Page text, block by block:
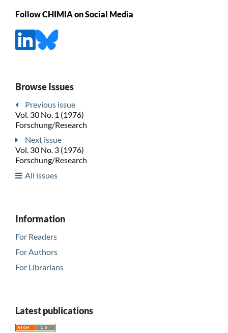
Follow CHIMIA on Social Media
Browse Issues
Previous issue
Vol. 30 No. 1 (1976)
Forschung/Research
Next issue
Vol. 30 No. 3 (1976)
Forschung/Research
All issues
Information
For Readers
For Authors
For Librarians
Latest publications